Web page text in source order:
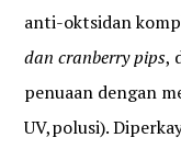
anti-oktsidan
dan cranberry pips,
penuaan dengan
UV,polusi).